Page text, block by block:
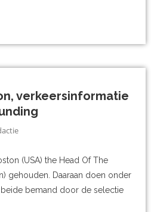
verkeersinformatie
(USA) the Head Of The
gehouden. Daaraan doen onder
bemand door de selectie